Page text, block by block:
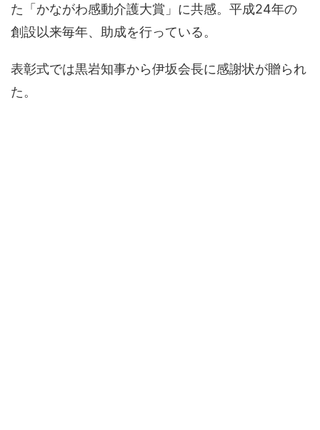
た「かながわ感動介護大賞」に共感。平成24年の
創設以来毎年、助成を行っている。
表彰式では黒岩知事から伊坂会長に感謝状が贈られ
た。